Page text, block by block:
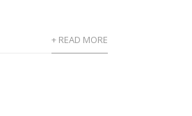
+ READ MORE